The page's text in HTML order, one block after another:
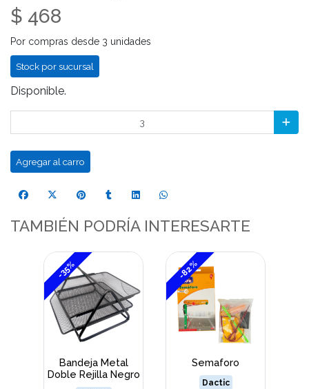
$ 468
Por compras desde 3 unidades
Stock por sucursal
Disponible.
Agregar al carro
TAMBIÉN PODRÍA INTERESARTE
-35%
Bandeja Metal
Doble Rejilla Negro
-82%
Semaforo
Dactic